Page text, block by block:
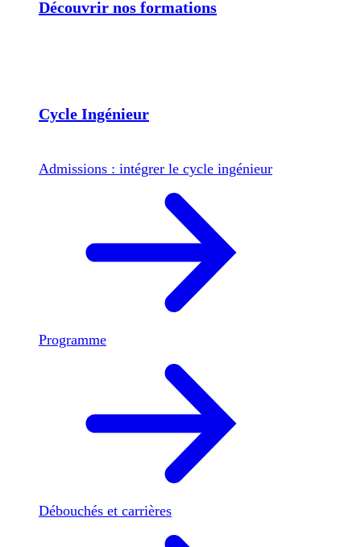
Découvrir nos formations
Cycle Ingénieur
Admissions : intégrer le cycle ingénieur
Programme
Débouchés et carrières